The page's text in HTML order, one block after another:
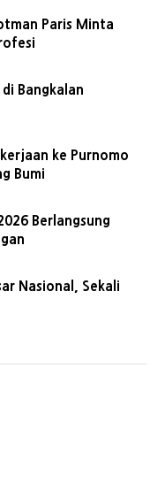
Paris Minta
Bangkalan
ke Purnomo
Bumi
Berlangsung
Nasional, Sekali